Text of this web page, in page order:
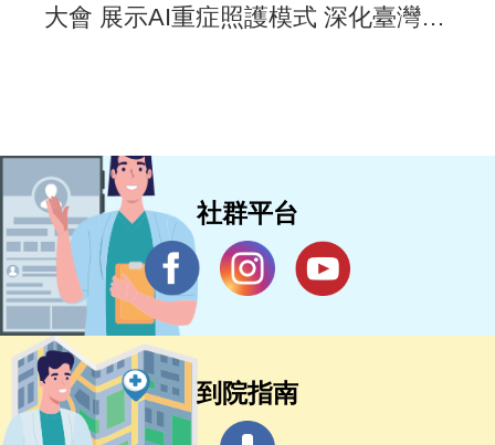
大會 展示AI重症照護模式 深化臺灣智
社群平台
到院指南